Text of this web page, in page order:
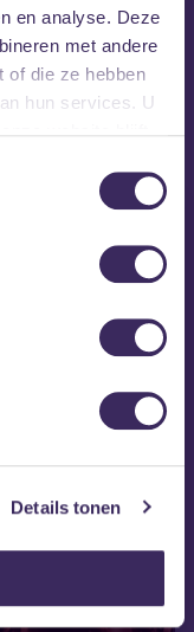
en analyse. Deze
met andere
of die ze hebben
hun services. U
Details tonen